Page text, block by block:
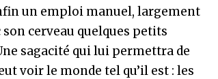
un emploi manuel, largement
cerveau quelques petits
sagacité qui lui permettra de
voir le monde tel qu’il est : les